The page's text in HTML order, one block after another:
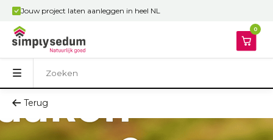
Jouw project laten aanleggen in heel NL
0
Terug